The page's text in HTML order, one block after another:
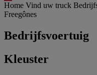
Home Vind uw truck
Freegônes
Bedrijfsvoertuig
Kleuster